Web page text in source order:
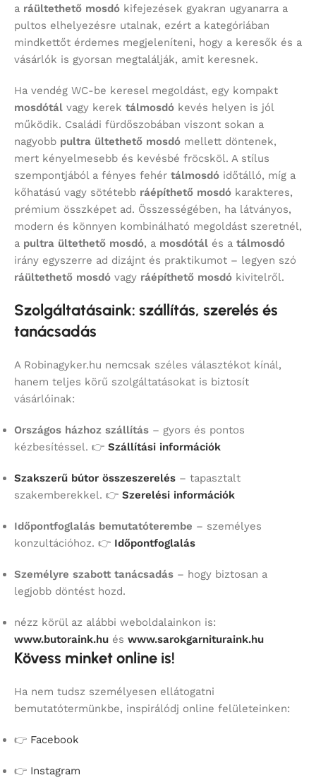
a ráültethető mosdó kifejezések gyakran ugyanarra a
pultos elhelyezésre utalnak, ezért a kategóriában
mindkettőt érdemes megjeleníteni, hogy a keresők és a
vásárlók is gyorsan megtalálják, amit keresnek.
Ha vendég WC-be keresel megoldást, egy kompakt
mosdótál vagy kerek tálmosdó kevés helyen is jól
működik. Családi fürdőszobában viszont sokan a
nagyobb pultra ültethető mosdó mellett döntenek,
mert kényelmesebb és kevésbé fröcsköl. A stílus
szempontjából a fényes fehér tálmosdó időtálló, míg a
kőhatású vagy sötétebb ráépíthető mosdó karakteres,
prémium összképet ad. Összességében, ha látványos,
modern és könnyen kombinálható megoldást szeretnél,
a pultra ültethető mosdó, a mosdótál és a tálmosdó
irány egyszerre ad dizájnt és praktikumot – legyen szó
ráültethető mosdó vagy ráépíthető mosdó kivitelről.
Szolgáltatásaink: szállítás, szerelés és
tanácsadás
A Robinagyker.hu nemcsak széles választékot kínál,
hanem teljes körű szolgáltatásokat is biztosít
vásárlóinak:
Országos házhoz szállítás – gyors és pontos
kézbesítéssel. 👉 Szállítási információk
Szakszerű bútor összeszerelés – tapasztalt
szakemberekkel. 👉 Szerelési információk
Időpontfoglalás bemutatóterembe – személyes
konzultációhoz. 👉 Időpontfoglalás
Személyre szabott tanácsadás – hogy biztosan a
legjobb döntést hozd.
nézz körül az alábbi weboldalainkon is:
www.butoraink.hu és www.sarokgarnituraink.hu
Kövess minket online is!
Ha nem tudsz személyesen ellátogatni
bemutatótermünkbe, inspirálódj online felületeinken:
👉 Facebook
👉 Instagram